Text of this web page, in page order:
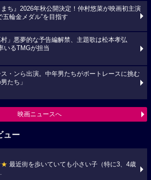
まち』2026年秋公開決定！仲村悠菜が映画初主演
五輪金メダル”を目指す
村」悪夢的な予告編解禁、主題歌は松本孝弘
いるTMGが担当
・ンら出演。中年男たちがボートレースに挑む
たち」
映画ニュースへ
ュー
最近街を歩いていても小さい子（特に3、4歳